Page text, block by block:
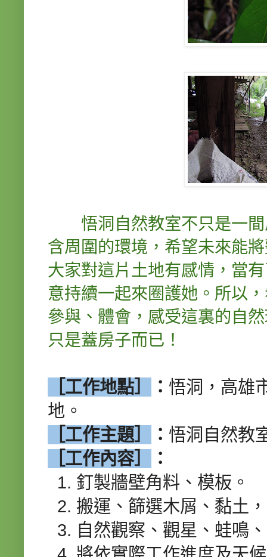
悟洞自然教室不只是一間
含周圍的環境，希望未來能
大家對這片土地有感情，當
意持續一起來圈護她。所以
參與、體會，感受這裏的自
只是蓋房子而已！
［工作地點］ ： 悟洞，高雄
地。
［工作主題］
： 悟洞自然教
［工作內容］
：
1. 釘製牆壁角料、模板。
2. 搬運、篩選木屑、黏土
3. 自然觀察、觀星、蛙鳴